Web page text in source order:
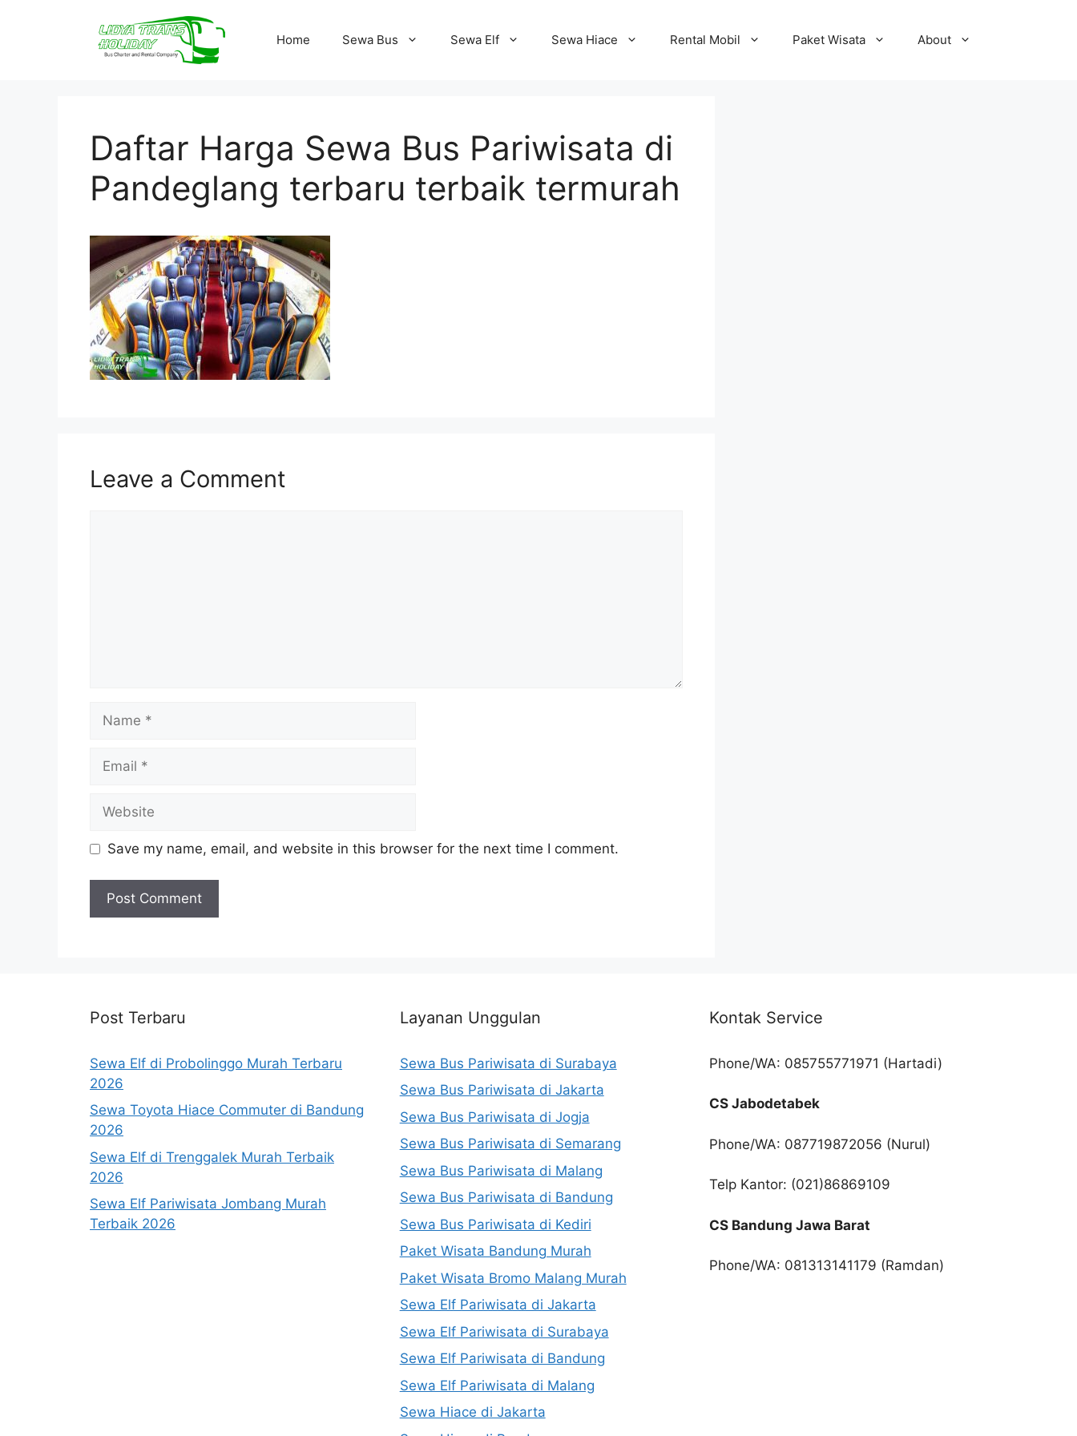
Home Sewa Bus Sewa Elf Sewa Hiace Rental Mobil Paket Wisata About
Daftar Harga Sewa Bus Pariwisata di
Pandeglang terbaru terbaik termurah
Leave a Comment
Name
Email
Website
Save my name, email, and website in this browser for the next time I comment.
Post Terbaru
Sewa Elf di Probolinggo Murah Terbaru
2026
Sewa Toyota Hiace Commuter di Bandung
2026
Sewa Elf di Trenggalek Murah Terbaik
2026
Sewa Elf Pariwisata Jombang Murah
Terbaik 2026
Layanan Unggulan
Sewa Bus Pariwisata di Surabaya
Sewa Bus Pariwisata di Jakarta
Sewa Bus Pariwisata di Jogja
Sewa Bus Pariwisata di Semarang
Sewa Bus Pariwisata di Malang
Sewa Bus Pariwisata di Bandung
Sewa Bus Pariwisata di Kediri
Paket Wisata Bandung Murah
Paket Wisata Bromo Malang Murah
Sewa Elf Pariwisata di Jakarta
Sewa Elf Pariwisata di Surabaya
Sewa Elf Pariwisata di Bandung
Sewa Elf Pariwisata di Malang
Sewa Hiace di Jakarta
Kontak Service
Phone/WA: 085755771971 (Hartadi)
CS Jabodetabek
Phone/WA: 087719872056 (Nurul)
Telp Kantor: (021)86869109
CS Bandung Jawa Barat
Phone/WA: 081313141179 (Ramdan)